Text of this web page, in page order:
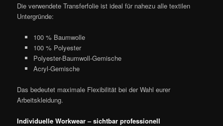
Die verwendete Transferfolie ist ideal für nahezu alle textilen
Untergründe:
100 % Baumwolle
100 % Polyester
Polyester-Baumwoll-Gemische
Acryl-Gemische
Das bedeutet maximale Flexibilität bei der Wahl eurer
Arbeitskleidung.
Individuelle Workwear – sichtbar professionell